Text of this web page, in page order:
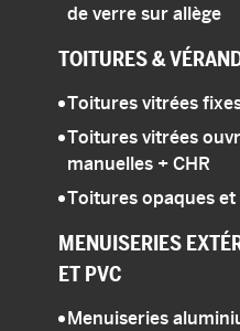
de verre sur allège
TOITURES&
Toitures vitrées
Toitures vitrées
manuelles+ CHR
Toitures opaques
MENUISERIES
ET PVC
Menuiseries